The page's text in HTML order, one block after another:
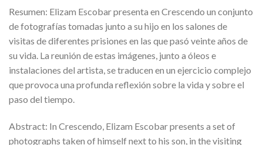
Resumen: Elizam Escobar presenta en Crescendo un conjunto
de fotografías tomadas junto a su hijo en los salones de
visitas de diferentes prisiones en las que pasó veinte años de
su vida. La reunión de estas imágenes, junto a óleos e
instalaciones del artista, se traducen en un ejercicio complejo
que provoca una profunda reflexión sobre la vida y sobre el
paso del tiempo.
Abstract: In Crescendo, Elizam Escobar presents a set of
photographs taken of himself next to his son, in the visiting